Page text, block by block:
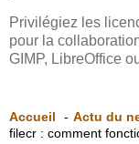
Privilégiez les
pour la
GIMP, LibreOffice
Accueil
Actu du
filecr : comment